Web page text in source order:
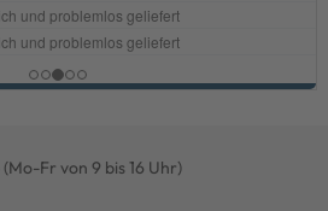
(Mo-Fr von 9 bis 16 Uhr)